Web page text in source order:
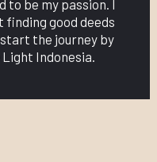
be my passion. I
good deeds
the journey by
Indonesia.